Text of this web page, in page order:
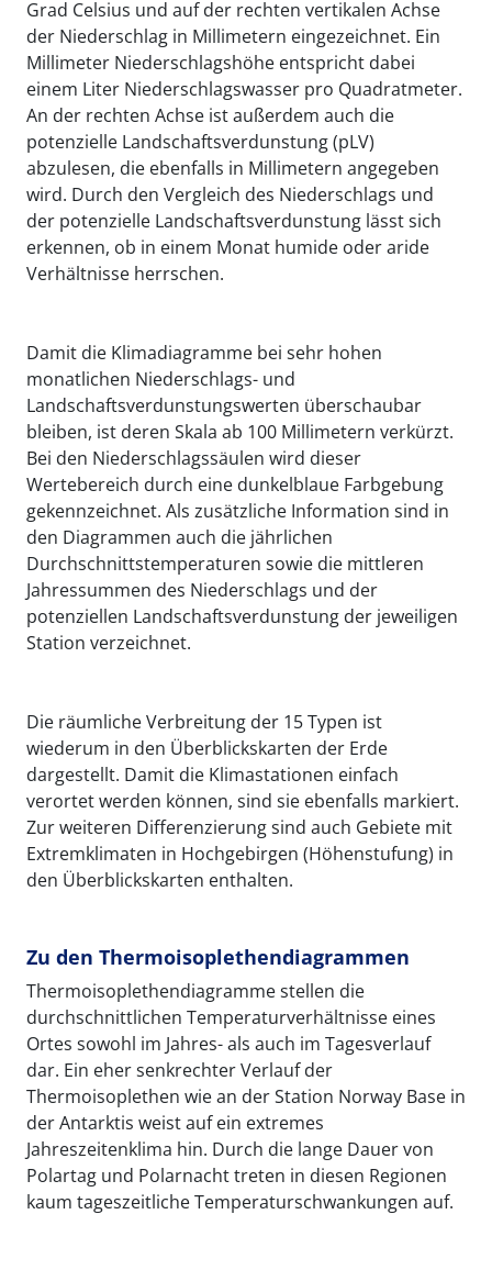
Grad Celsius und auf der rechten vertikalen Achse
der Niederschlag in Millimetern eingezeichnet. Ein
Millimeter Niederschlagshöhe entspricht dabei
einem Liter Niederschlagswasser pro Quadratmeter.
An der rechten Achse ist außerdem auch die
potenzielle Landschaftsverdunstung (pLV)
abzulesen, die ebenfalls in Millimetern angegeben
wird. Durch den Vergleich des Niederschlags und
der potenzielle Landschaftsverdunstung lässt sich
erkennen, ob in einem Monat humide oder aride
Verhältnisse herrschen.
Damit die Klimadiagramme bei sehr hohen
monatlichen Niederschlags- und
Landschaftsverdunstungswerten überschaubar
bleiben, ist deren Skala ab 100 Millimetern verkürzt.
Bei den Niederschlagssäulen wird dieser
Wertebereich durch eine dunkelblaue Farbgebung
gekennzeichnet. Als zusätzliche Information sind in
den Diagrammen auch die jährlichen
Durchschnittstemperaturen sowie die mittleren
Jahressummen des Niederschlags und der
potenziellen Landschaftsverdunstung der jeweiligen
Station verzeichnet.
Die räumliche Verbreitung der 15 Typen ist
wiederum in den Überblickskarten der Erde
dargestellt. Damit die Klimastationen einfach
verortet werden können, sind sie ebenfalls markiert.
Zur weiteren Differenzierung sind auch Gebiete mit
Extremklimaten in Hochgebirgen (Höhenstufung) in
den Überblickskarten enthalten.
Zu den Thermoisoplethendiagrammen
Thermoisoplethendiagramme stellen die
durchschnittlichen Temperaturverhältnisse eines
Ortes sowohl im Jahres- als auch im Tagesverlauf
dar. Ein eher senkrechter Verlauf der
Thermoisoplethen wie an der Station Norway Base in
der Antarktis weist auf ein extremes
Jahreszeitenklima hin. Durch die lange Dauer von
Polartag und Polarnacht treten in diesen Regionen
kaum tageszeitliche Temperaturschwankungen auf.